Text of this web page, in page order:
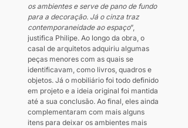
os ambientes e serve de pano de fundo
para a decoração. Já o cinza traz
contemporaneidade ao espaço”,
justifica Philipe. Ao longo da obra, o
casal de arquitetos adquiriu algumas
peças menores com as quais se
identificavam, como livros, quadros e
objetos. Já o mobiliário foi todo definido
em projeto e a ideia original foi mantida
até a sua conclusão. Ao final, eles ainda
complementaram com mais alguns
itens para deixar os ambientes mais